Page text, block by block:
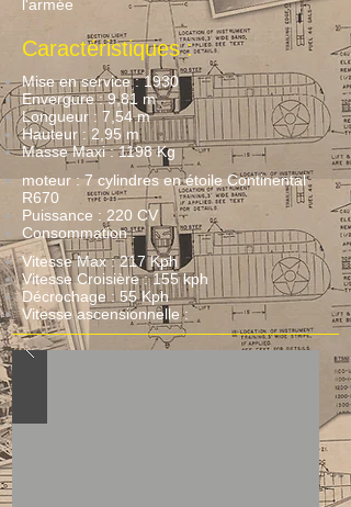
l'armée
Caractéristiques :
Mise en service : 1930
Envergure : 9,81 m
Longueur : 7,54 m
Hauteur : 2,95 m
Masse Maxi : 1198 Kg
moteur : 7 cylindres en étoile Continental
R670
Puissance : 220 CV
Consommation :
Vitesse Max : 217 Kph
Vitesse Croisière : 155 kph
Décrochage : 55 Kph
Vitesse ascensionnelle :